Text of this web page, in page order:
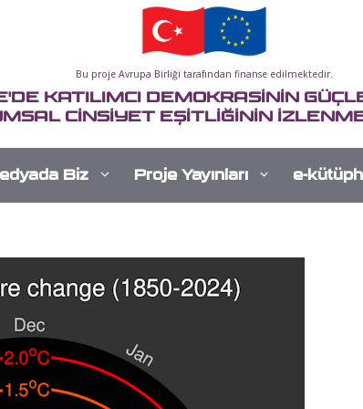
Bu proje Avrupa Birliği tarafından finanse edilmektedir.
KATILIMCI DEMOKRASİNİN
CİNSİYET EŞİTLİĞİNİN
Biz Proje Yayınları e-